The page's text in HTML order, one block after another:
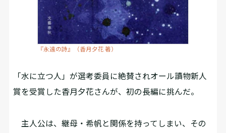
『永遠の詩』（香月夕花 著）
「水に立つ人」が選考委員に絶賛されオール讀物新人
賞を受賞した香月夕花さんが、初の長編に挑んだ。
主人公は、継母・希帆と関係を持ってしまい、その